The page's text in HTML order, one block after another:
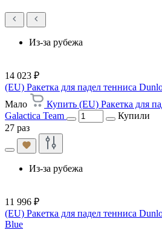
Из-за рубежа
14 023 ₽
(EU) Ракетка для падел тенниса
Мало
Купить (EU) Ракетка для
Galactica Team
Купили
27 раз
Из-за рубежа
11 996 ₽
(EU) Ракетка для падел тенниса
Blue